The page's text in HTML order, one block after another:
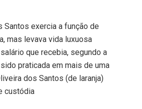
Santos exercia a função de
mas levava vida luxuosa
que recebia, segundo a
praticada em mais de uma
dos Santos (de laranja)
custódia